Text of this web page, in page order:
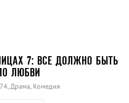
7: ВСЕ ДОЛЖНО БЫТЬ
ЛЮБВИ
Драма, Комедия